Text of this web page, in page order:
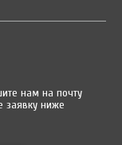
нам на почту
заявку ниже